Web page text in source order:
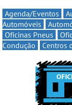
Agenda/Eventos
Automóveis
Oficinas Pneus
Condução
Centros